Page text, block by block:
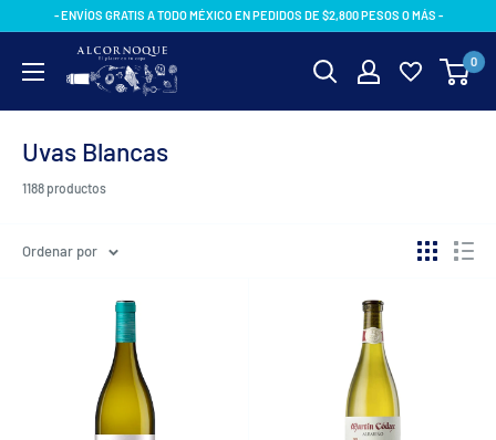
- ENVÍOS GRATIS A TODO MÉXICO EN PEDIDOS DE $2,800 PESOS O MÁS -
AlcornoqueMX 0
Uvas Blancas
1188 productos
Ordenar por